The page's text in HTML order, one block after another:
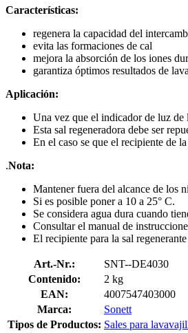
Características:
regenera la capacidad del
evita las formaciones de cal
mejora la absorción de los iones
garantiza óptimos resultados de
Aplicación:
Una vez que el indicador de luz de
Esta sal regeneradora debe ser
En el caso se que el recipiente de
.Nota:
Mantener fuera del alcance de los
Si es posible poner a 10 a 25° C.
Se considera agua dura cuando
Consultar el manual de
El recipiente para la sal
Art.-Nr.:
SNT--DE4030
Contenido:
2 kg
EAN:
4007547403000
Marca:
Sonett
Tipos de Productos: Sales para